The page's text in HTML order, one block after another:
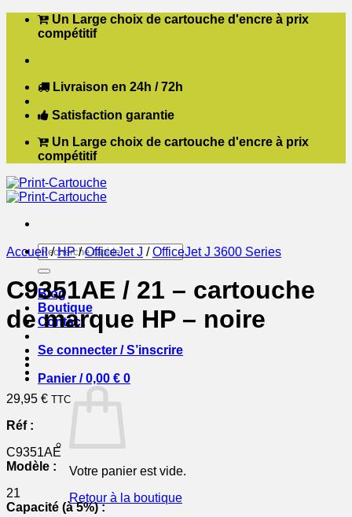
Passer Un Large choix de cartouche d'encre à prix
compétitif
Livraison en 24h / 72h
Satisfaction garantie
Un Large choix de cartouche d'encre à prix
compétitif
Recherche
pour :
Blog
Boutique
Contact
Se connecter / S’inscrire
Panier /0,00 € 0
Votre panier est vide.
Retour à la boutique
Accueil / HP / OfficeJet J / OfficeJet J 3600 Series
C9351AE / 21 – cartouche
de marque HP – noire
29,95 € TTC
Réf :
C9351AE
Modèle :
21
Capacité (à 5%) :